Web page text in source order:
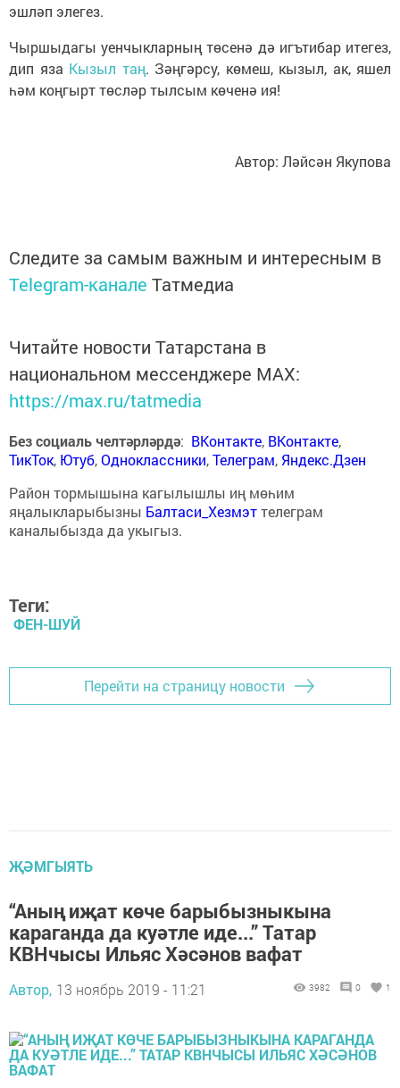
эшләп элегез.
Чыршыдагы уенчыкларның төсенә дә игътибар итегез,
дип яза Кызыл таң. Зәңгәрсу, көмеш, кызыл, ак, яшел
һәм коңгырт төсләр тылсым көченә ия!
Автор: Ләйсән Якупова
Следите за самым важным и интересным в
Telegram-канале Татмедиа
Читайте новости Татарстана в
национальном мессенджере MАХ:
https://max.ru/tatmedia
Без социаль челтәрләрдә: ВКонтакте, ВКонтакте,
ТикТок, Ютуб,Одноклассники,Телеграм, Яндекс.Дзен
Район тормышына кагылышлы иң мөһим
яңалыкларыбызны Балтаси_Хезмэттелеграм
каналыбызда да укыгыз.
Теги:
ФЕН-ШУЙ
Перейти на страницу новости
ҖӘМГЫЯТЬ
“Аның иҗат көче барыбызныкына
караганда да куәтле иде...” Татар
КВНчысы Ильяс Хәсәнов вафат
Автор, 13 ноябрь 2019 - 11:21 3982 0 1